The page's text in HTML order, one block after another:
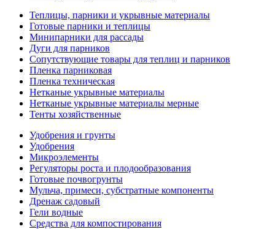
Теплицы, парники и укрывные материалы
Готовые парники и теплицы
Минипарники для рассады
Дуги для парников
Сопутствующие товары для теплиц и парников
Пленка парниковая
Пленка техническая
Нетканые укрывные материалы
Нетканые укрывные материалы мерные
Тенты хозяйственные
Удобрения и грунты
Удобрения
Микроэлементы
Регуляторы роста и плодообразования
Готовые почвогрунты
Мульча, примеси, субстратные компоненты
Дренаж садовый
Гели водные
Средства для компостирования